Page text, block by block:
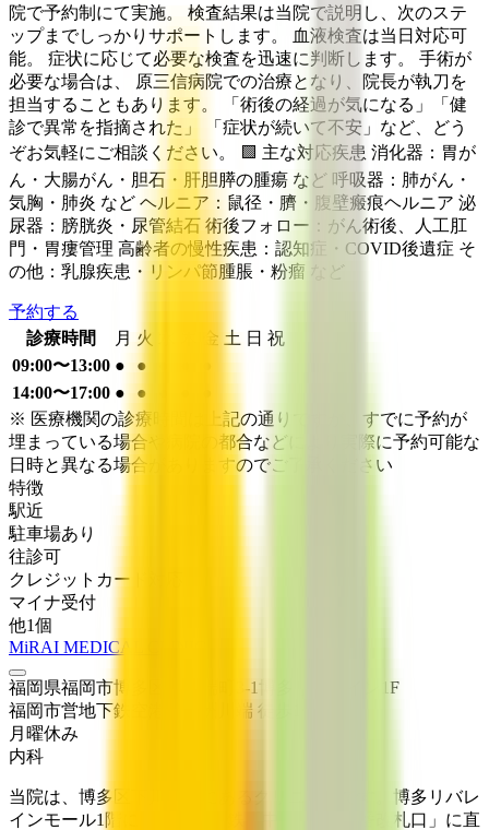
院で予約制にて実施。 検査結果は当院で説明し、次のステ
ップまでしっかりサポートします。 血液検査は当日対応可
能。 症状に応じて必要な検査を迅速に判断します。 手術が
必要な場合は、 原三信病院での治療となり、院長が執刀を
担当することもあります。 「術後の経過が気になる」「健
診で異常を指摘された」 「症状が続いて不安」など、どう
ぞお気軽にご相談ください。 🟩 主な対応疾患 消化器：胃が
ん・大腸がん・胆石・肝胆膵の腫瘍 など 呼吸器：肺がん・
気胸・肺炎 など ヘルニア：鼠径・臍・腹壁瘢痕ヘルニア 泌
尿器：膀胱炎・尿管結石 術後フォロー：がん術後、人工肛
門・胃瘻管理 高齢者の慢性疾患：認知症・COVID後遺症 そ
の他：乳腺疾患・リンパ節腫脹・粉瘤 など
予約する
診療時間
月 火 金 土 日 祝
09:00〜13:00 ● ●
14:00〜17:00 ● ●
※ 医療機関の診療時間は上記の通りですが、すでに予約が
埋まっている場合や病院の都合などにより実際に予約可能な
日時と異なる場合がありますのでご了承ください
特徴
駅近
駐車場あり
往診可
クレジットカード対応
マイナ受付
他1個
MiRAI MEDICAL CLINIC
福岡県福岡市博多区下川端町3-1博多リバレイン1F
福岡市営地下鉄空港線
中洲川端 徒歩
月曜休み
内科
当院は、博多区下川端町にあるクリニックです。博多リバレ
インモール1階にあり、地下鉄「中洲川端駅6番改札口」に直